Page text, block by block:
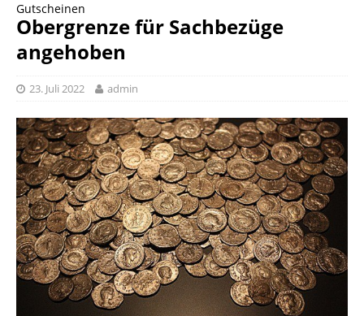
Gutscheinen
Obergrenze für Sachbezüge
angehoben
23. Juli 2022 admin